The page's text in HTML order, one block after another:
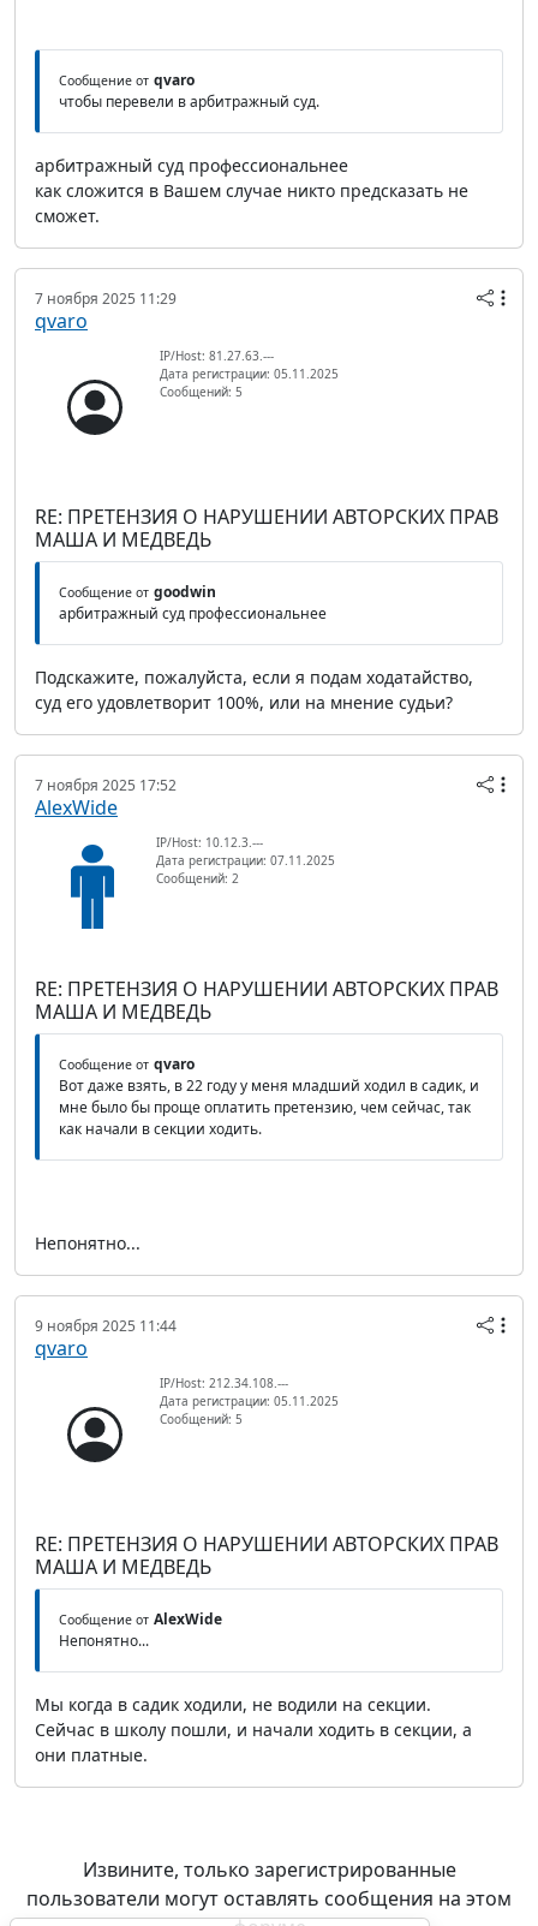
Сообщение от qvaro
чтобы перевели в арбитражный суд.
арбитражный суд профессиональнее
как сложится в Вашем случае никто предсказать не
сможет.
7 ноября 2025 11:29
qvaro
IP/Host: 81.27.63.---
Дата регистрации: 05.11.2025
Сообщений: 5
RE: ПРЕТЕНЗИЯ О НАРУШЕНИИ АВТОРСКИХ ПРАВ
МАША И МЕДВЕДЬ
Сообщение от goodwin
арбитражный суд профессиональнее
Подскажите, пожалуйста, если я подам ходатайство,
суд его удовлетворит 100%, или на мнение судьи?
7 ноября 2025 17:52
AlexWide
IP/Host: 10.12.3.---
Дата регистрации: 07.11.2025
Сообщений: 2
RE: ПРЕТЕНЗИЯ О НАРУШЕНИИ АВТОРСКИХ ПРАВ
МАША И МЕДВЕДЬ
Сообщение от qvaro
Вот даже взять, в 22 году у меня младший ходил в садик, и
мне было бы проще оплатить претензию, чем сейчас, так
как начали в секции ходить.
Непонятно...
9 ноября 2025 11:44
qvaro
IP/Host: 212.34.108.---
Дата регистрации: 05.11.2025
Сообщений: 5
RE: ПРЕТЕНЗИЯ О НАРУШЕНИИ АВТОРСКИХ ПРАВ
МАША И МЕДВЕДЬ
Сообщение от AlexWide
Непонятно...
Мы когда в садик ходили, не водили на секции.
Сейчас в школу пошли, и начали ходить в секции, а
они платные.
Извините, только зарегистрированные
пользователи могут оставлять сообщения на этом